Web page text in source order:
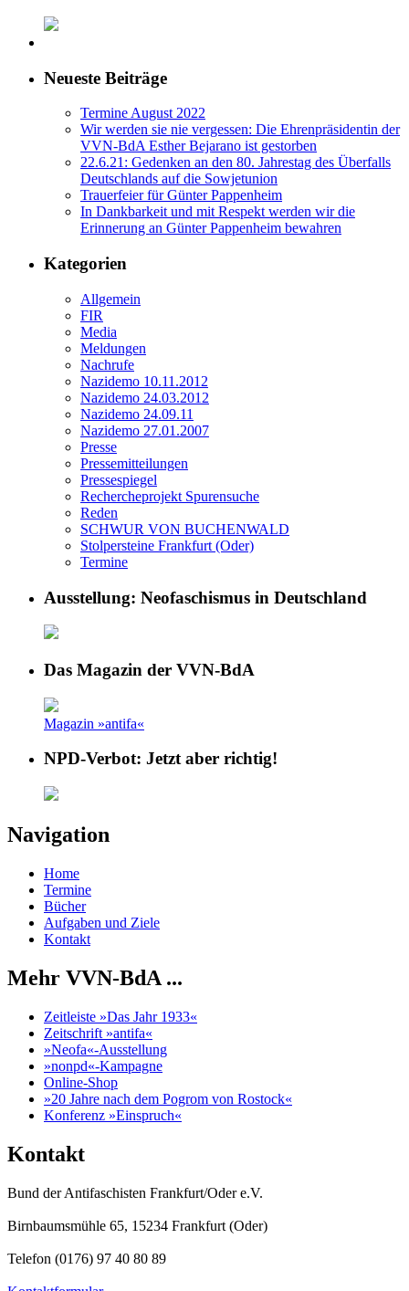
Neueste Beiträge
Termine August 2022
Wir werden sie nie vergessen: Die Ehrenpräsidentin der
VVN-BdA Esther Bejarano ist gestorben
22.6.21: Gedenken an den 80. Jahrestag des Überfalls
Deutschlands auf die Sowjetunion
Trauerfeier für Günter Pappenheim
In Dankbarkeit und mit Respekt werden wir die
Erinnerung an Günter Pappenheim bewahren
Kategorien
Allgemein
FIR
Media
Meldungen
Nachrufe
Nazidemo 10.11.2012
Nazidemo 24.03.2012
Nazidemo 24.09.11
Nazidemo 27.01.2007
Presse
Pressemitteilungen
Pressespiegel
Rechercheprojekt Spurensuche
Reden
SCHWUR VON BUCHENWALD
Stolpersteine Frankfurt (Oder)
Termine
Ausstellung: Neofaschismus in Deutschland
Das Magazin der VVN-BdA
Magazin »antifa«
NPD-Verbot: Jetzt aber richtig!
Navigation
Home
Termine
Bücher
Aufgaben und Ziele
Kontakt
Mehr VVN-BdA ...
Zeitleiste »Das Jahr 1933«
Zeitschrift »antifa«
»Neofa«-Ausstellung
»nonpd«-Kampagne
Online-Shop
»20 Jahre nach dem Pogrom von Rostock«
Konferenz »Einspruch«
Kontakt
Bund der Antifaschisten Frankfurt/Oder e.V.
Birnbaumsmühle 65, 15234 Frankfurt (Oder)
Telefon (0176) 97 40 80 89